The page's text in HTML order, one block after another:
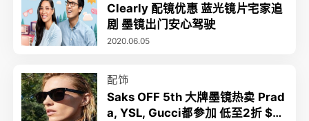
Clearly 配镜优惠 蓝光镜片宅家追
剧 墨镜出门安心驾驶
2020.06.05
配饰
Saks OFF 5th 大牌墨镜热卖 Prad
a, YSL, Gucci都参加 低至2折 $14